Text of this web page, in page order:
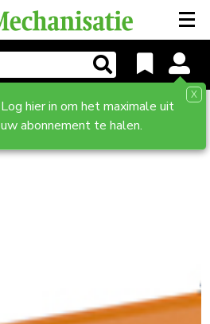
Log hier in om het maximale uit
uw abonnement te halen.
X